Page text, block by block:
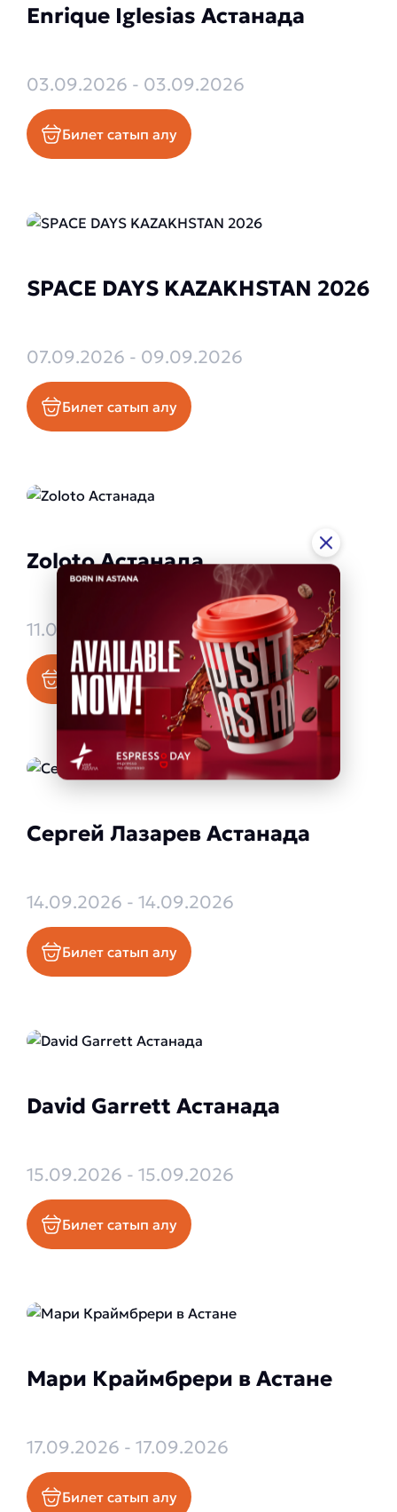
Enrique Iglesias Астанада
03.09.2026 - 03.09.2026
Билет сатып алу
SPACE DAYS KAZAKHSTAN 2026
07.09.2026 - 09.09.2026
Билет сатып алу
Zoloto Астанада
11.09.2026 - 11.09.2026
Билет сатып алу
Сергей Лазарев Астанада
14.09.2026 - 14.09.2026
Билет сатып алу
David Garrett Астанада
15.09.2026 - 15.09.2026
Билет сатып алу
Мари Краймбрери в Астане
17.09.2026 - 17.09.2026
Билет сатып алу